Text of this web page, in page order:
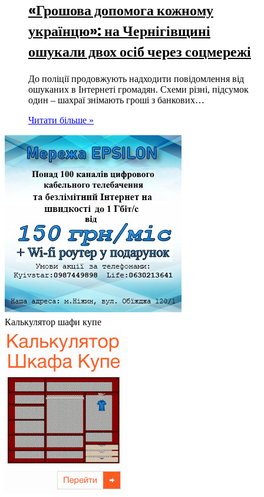
«Грошова допомога кожному
українцю»: на Чернігівщині
ошукали двох осіб через соцмережі
До поліції продовжують надходити повідомлення від
ошуканих в Інтернеті громадян. Схеми різні, підсумок
один – шахраї знімають гроші з банкових…
Читати більше »
Калькулятор шафи купе